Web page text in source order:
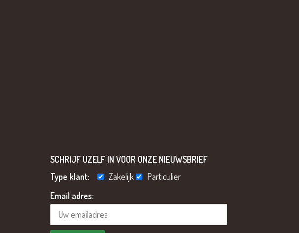
SCHRIJF UZELF IN VOOR ONZE NIEUWSBRIEF
Type klant:
Zakelijk
Particulier
Email adres: